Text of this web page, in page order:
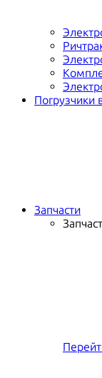
Погрузчики
Запчасти